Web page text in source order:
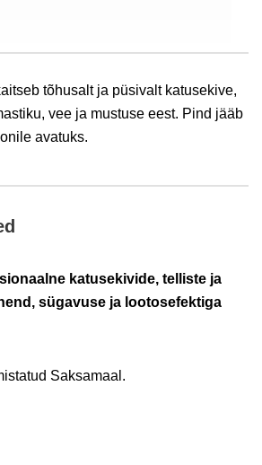
tõhusalt ja püsivalt katusekive,
vee ja mustuse eest. Pind jääb
avatuks.
katusekivide, telliste ja
sügavuse ja lootosefektiga
Saksamaal.